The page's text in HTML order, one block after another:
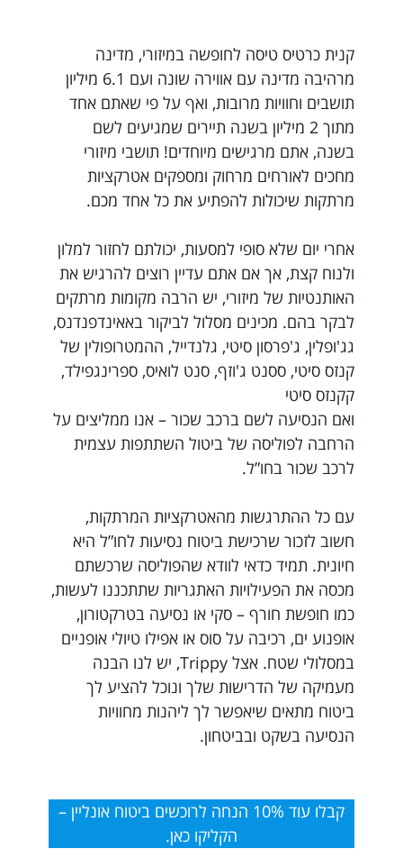
קנית כרטיס טיסה לחופשה במיזורי, מדינה
מרהיבה מדינה עם אווירה שונה ועם 6.1 מיליון
תושבים וחוויות מרובות, ואף על פי שאתם אחד
מתוך 2 מיליון בשנה תיירים שמגיעים לשם
בשנה, אתם מרגישים מיוחדים! תושבי מיזורי
מחכים לאורחים מרחוק ומספקים אטרקציות
מרתקות שיכולות להפתיע את כל אחד מכם.
אחרי יום שלא סופי למסעות, יכולתם לחזור למלון
ולנוח קצת, אך אם אתם עדיין רוצים להרגיש את
האותנטיות של מיזורי, יש הרבה מקומות מרתקים
לבקר בהם. מכינים מסלול לביקור באאינדפנדנס,
גג'ופלין, ג'פרסון סיטי, גלנדייל, ההמטרופולין של
קנזס סיטי, ססנט ג'וזף, סנט לואיס, ספרינגפילד,
קקנזס סיטי
ואם הנסיעה לשם ברכב שכור – אנו ממליצים על
הרחבה לפוליסה של ביטול השתתפות עצמית
לרכב שכור בחו”ל.
עם כל ההתרגשות מהאטרקציות המרתקות,
חשוב לזכור שרכישת ביטוח נסיעות לחו”ל היא
חיונית. תמיד כדאי לוודא שהפוליסה שרכשתם
מכסה את הפעילויות האתגריות שתתכננו לעשות,
כמו חופשת חורף – סקי או נסיעה בטרקטורון,
אופנוע ים, רכיבה על סוס או אפילו טיולי אופניים
במסלולי שטח. אצל Trippy, יש לנו הבנה
מעמיקה של הדרישות שלך ונוכל להציע לך
ביטוח מתאים שיאפשר לך ליהנות מחוויות
הנסיעה בשקט ובביטחון.
קבלו עוד 10% הנחה לרוכשים ביטוח אונליין –
הקליקו כאן.